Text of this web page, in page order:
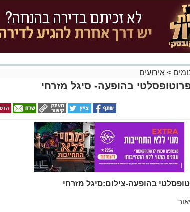
> אירועים
בהופעה- סיגל מזרחי
בהופעה-צילום:סיגל מזרחי